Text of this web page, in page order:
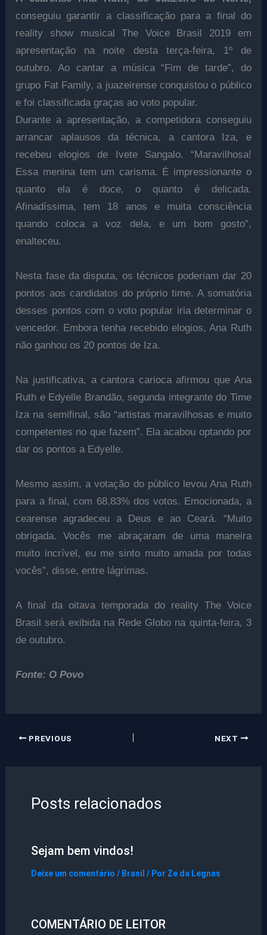
conseguiu garantir a classificação para a final do
reality show musical The Voice Brasil 2019 em
apresentação na noite desta terça-feira, 1º de
outubro. Ao cantar a música “Fim de tarde”, do
grupo Fat Family, a juazeirense conquistou o público
e foi classificada graças ao voto popular.
Durante a apresentação, a competidora conseguiu
arrancar aplausos da técnica, a cantora Iza, e
recebeu elogios de Ivete Sangalo. “Maravilhosa!
Essa menina tem um carisma. É impressionante o
quanto ela é doce, o quanto é delicada.
Afinadíssima, tem 18 anos e muita consciência
quando coloca a voz dela, e um bom gosto”,
enalteceu.
Nesta fase da disputa, os técnicos poderiam dar 20
pontos aos candidatos do próprio time. A somatória
desses pontos com o voto popular iria determinar o
vencedor. Embora tenha recebido elogios, Ana Ruth
não ganhou os 20 pontos de Iza.
Na justificativa, a cantora carioca afirmou que Ana
Ruth e Edyelle Brandão, segunda integrante do Time
Iza na semifinal, são “artistas maravilhosas e muito
competentes no que fazem”. Ela acabou optando por
dar os pontos a Edyelle.
Mesmo assim, a votação do público levou Ana Ruth
para a final, com 68,83% dos votos. Emocionada, a
cearense agradeceu a Deus e ao Ceará. “Muito
obrigada. Vocês me abraçaram de uma maneira
muito incrível, eu me sinto muito amada por todas
vocês”, disse, entre lágrimas.
A final da oitava temporada do reality The Voice
Brasil será exibida na Rede Globo na quinta-feira, 3
de outubro.
Fonte: O Povo
PREVIOUS NEXT
Posts relacionados
Sejam bem vindos!
Deixe um comentário / Brasil / Por Ze da Legnas
COMENTÁRIO DE LEITOR